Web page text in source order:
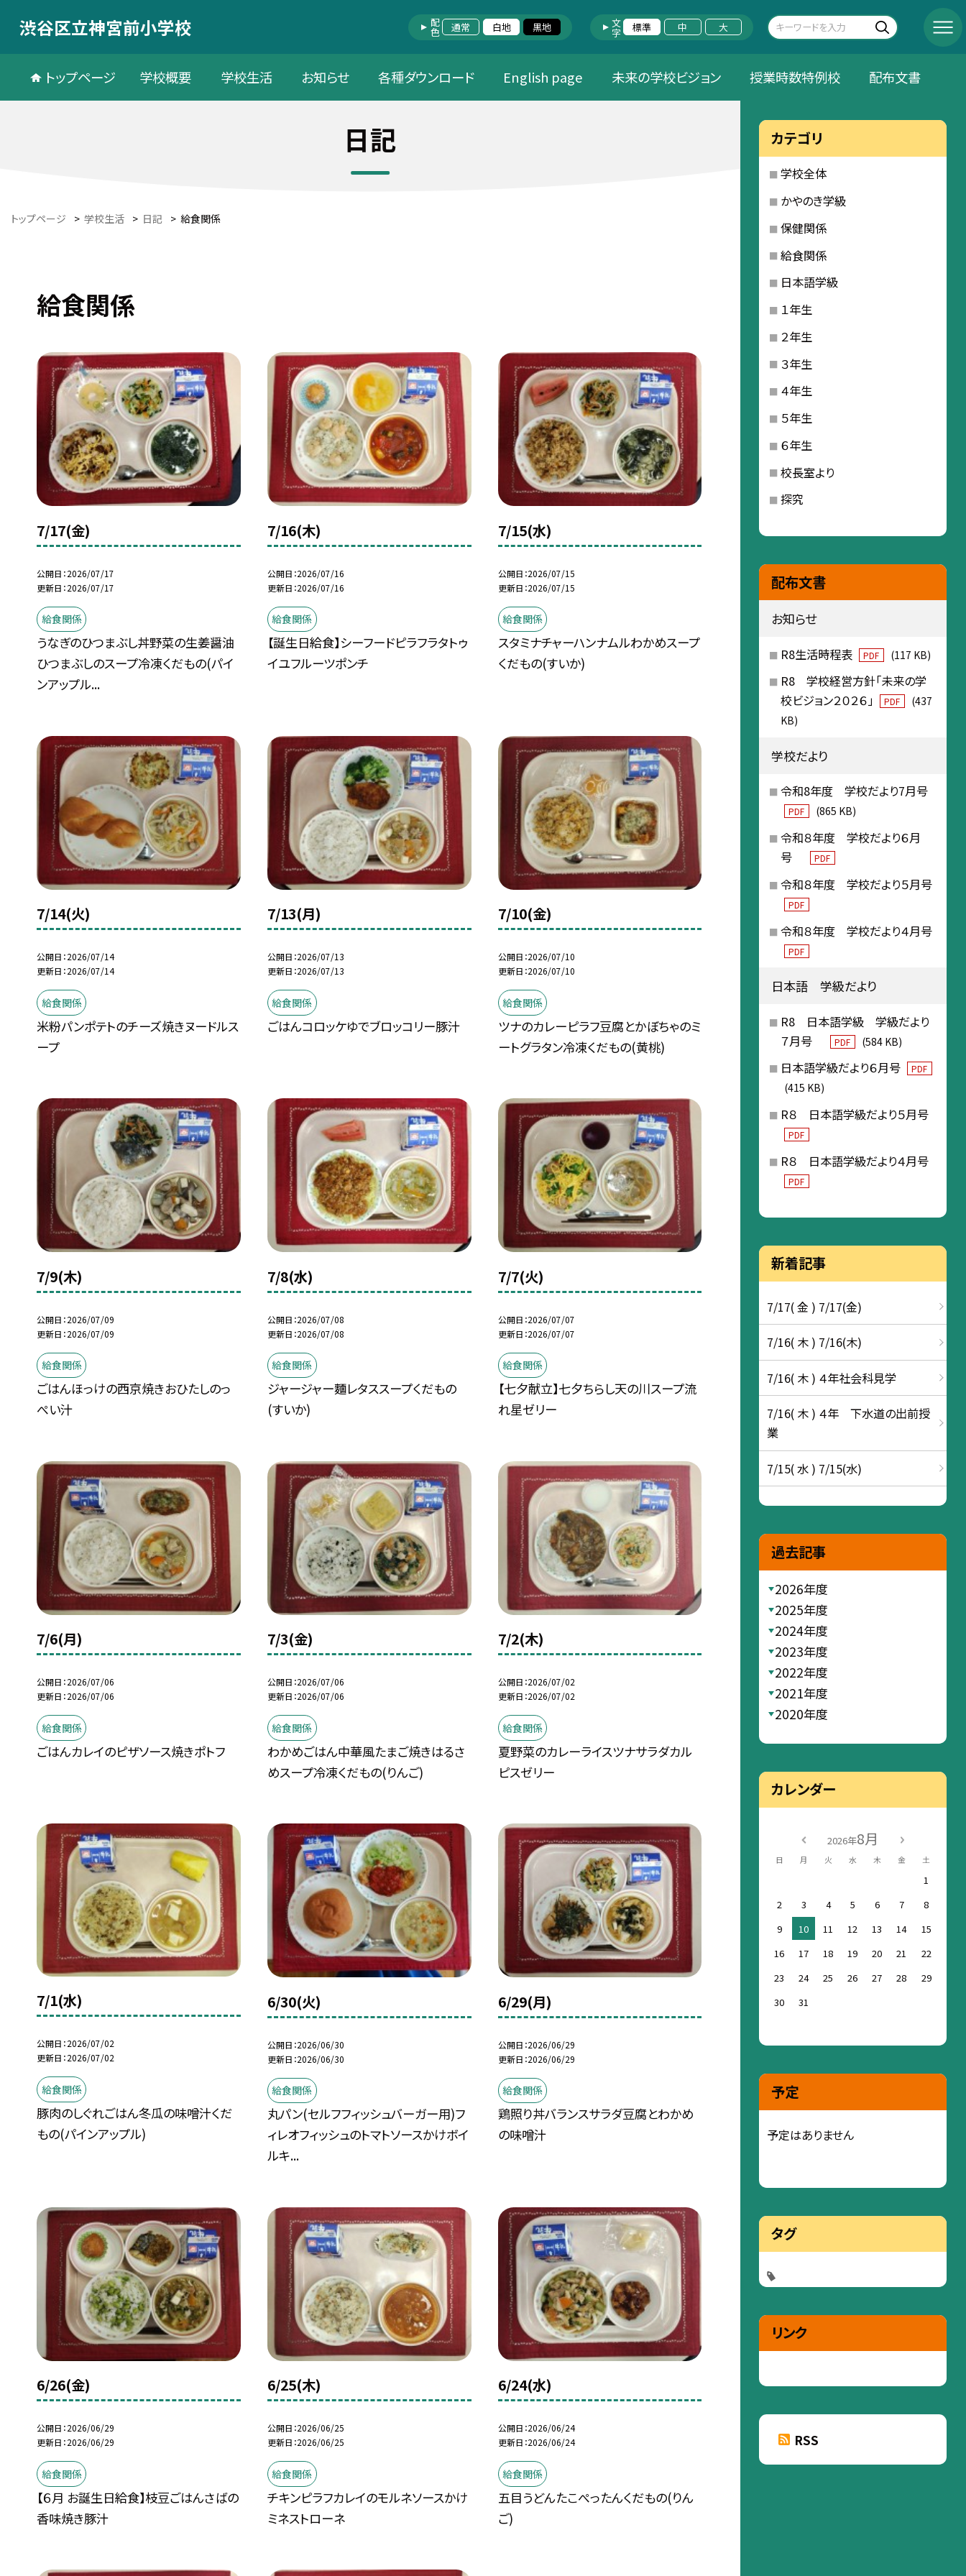
渋谷区立神宮前小学校 配色 通常 白地 黒地 文字 標準 中 大
トップページ 学校概要 学校生活 お知らせ 各種ダウンロード English page 未来の学校ビジョン 授業時数特例校 配布文書
日記
トップページ > 学校生活 > 日記 > 給食関係
給食関係
7/17(金)
公開日 2026/07/17
更新日 2026/07/17
給食関係
うなぎのひつまぶし丼野菜の生姜醤油
ひつまぶしのスープ冷凍くだもの(パイ
ンアップル...
7/16(木)
公開日 2026/07/16
更新日 2026/07/16
給食関係
【誕生日給食】シーフードピラフラタトゥ
イユフルーツポンチ
7/15(水)
公開日 2026/07/15
更新日 2026/07/15
給食関係
スタミナチャーハンナムルわかめスープ
くだもの(すいか)
7/14(火)
公開日 2026/07/14
更新日 2026/07/14
給食関係
米粉パンポテトのチーズ焼きヌードルス
ープ
7/13(月)
公開日 2026/07/13
更新日 2026/07/13
給食関係
ごはんコロッケゆでブロッコリー豚汁
7/10(金)
公開日 2026/07/10
更新日 2026/07/10
給食関係
ツナのカレーピラフ豆腐とかぼちゃのミ
ートグラタン冷凍くだもの(黄桃)
7/9(木)
公開日 2026/07/09
更新日 2026/07/09
給食関係
ごはんほっけの西京焼きおひたしのっ
ぺい汁
7/8(水)
公開日 2026/07/08
更新日 2026/07/08
給食関係
ジャージャー麵レタススープくだもの
(すいか)
7/7(火)
公開日 2026/07/07
更新日 2026/07/07
給食関係
【七夕献立】七夕ちらし天の川スープ流
れ星ゼリー
7/6(月)
公開日 2026/07/06
更新日 2026/07/06
給食関係
ごはんカレイのピザソース焼きポトフ
7/3(金)
公開日 2026/07/06
更新日 2026/07/06
給食関係
わかめごはん中華風たまご焼きはるさ
めスープ冷凍くだもの(りんご)
7/2(木)
公開日 2026/07/02
更新日 2026/07/02
給食関係
夏野菜のカレーライスツナサラダカル
ピスゼリー
7/1(水)
公開日 2026/07/02
更新日 2026/07/02
給食関係
豚肉のしぐれごはん冬瓜の味噌汁くだ
もの(パインアップル)
6/30(火)
公開日 2026/06/30
更新日 2026/06/30
給食関係
丸パン(セルフフィッシュバーガー用)フ
ィレオフィッシュのトマトソースかけボイ
ルキ...
6/29(月)
公開日 2026/06/29
更新日 2026/06/29
給食関係
鶏照り丼バランスサラダ豆腐とわかめ
の味噌汁
6/26(金)
公開日 2026/06/29
更新日 2026/06/29
給食関係
【６月 お誕生日給食】枝豆ごはんさばの
香味焼き豚汁
6/25(木)
公開日 2026/06/25
更新日 2026/06/25
給食関係
チキンピラフカレイのモルネソースかけ
ミネストローネ
6/24(水)
公開日 2026/06/24
更新日 2026/06/24
給食関係
五目うどんたこぺったんくだもの(りん
ご)
カテゴリ
学校全体
かやのき学級
保健関係
給食関係
日本語学級
１年生
２年生
３年生
４年生
５年生
６年生
校長室より
探究
配布文書
お知らせ
R8生活時程表 PDF (117 KB)
R8 学校経営方針「未来の学
校ビジョン２０２６」
PDF
(437
KB)
学校だより
令和8年度 学校だより7月号
PDF (865 KB)
令和８年度 学校だより６月
号
PDF
令和８年度 学校だより５月号
PDF
令和８年度 学校だより４月号
PDF
日本語 学級だより
R8 日本語学級 学級だより
７月号
PDF (584 KB)
日本語学級だより６月号 PDF
(415 KB)
R８ 日本語学級だより５月号
PDF
R８ 日本語学級だより４月号
PDF
新着記事
7/17( 金 ) 7/17(金)
7/16( 木 ) 7/16(木)
7/16( 木 ) ４年社会科見学
7/16( 木 ) ４年 下水道の出前授
業
7/15( 水 ) 7/15(水)
過去記事
2026年度
2025年度
2024年度
2023年度
2022年度
2021年度
2020年度
カレンダー
2026年8月
日 月 火 水 木 金 土
1
2
3 4 5 6 7
8
9
10 11 12 13 14
15
16
17 18 19 20 21
22
23
24 25 26 27 28
29
30
31
予定
予定はありません
タグ
リンク
RSS